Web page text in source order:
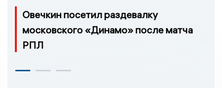
Овечкин посетил раздевалку
московского «Динамо» после матча
РПЛ